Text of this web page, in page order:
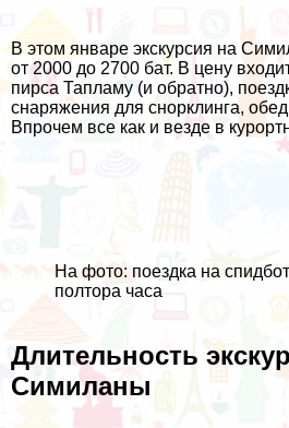
В этом январе экскурсия на
от 2000 до 2700 бат. В цену
пирса Тапламу (и обратно),
снаряжения для снорклинга,
Впрочем все как и везде в
На фото: поездка на
полтора часа
Длительность
Симиланы